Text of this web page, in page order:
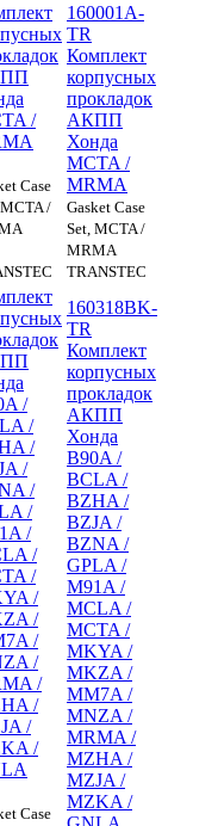
/
Case
/
160001A-
TR
Комплект
корпусных
прокладок
АКПП
Хонда
MCTA /
MRMA
Gasket Case
Set, MCTA /
MRMA
TRANSTEC
/
/
/
/
/
/
/
/
/
/
/
/
/
/
/
/
/
Case
160318BK-
TR
Комплект
корпусных
прокладок
АКПП
Хонда
B90A /
BCLA /
BZHA /
BZJA /
BZNA /
GPLA /
M91A /
MCLA /
MCTA /
MKYA /
MKZA /
MM7A /
MNZA /
MRMA /
MZHA /
MZJA /
MZKA /